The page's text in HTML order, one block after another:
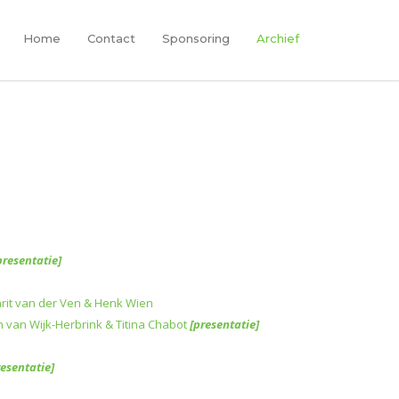
Home Contact Sponsoring Archief
van der Ven & Henk Wien
Wijk-Herbrink & Titina Chabot[presentatie]